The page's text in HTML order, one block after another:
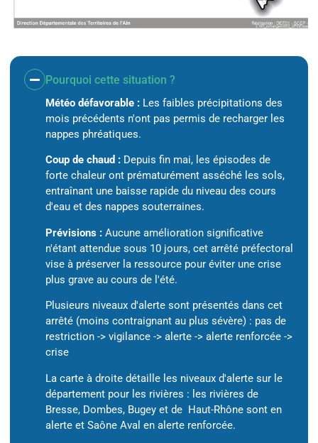
Pourquoi cette situation ?
Météo défavorable : Les faibles précipitations des
mois précédents n'ont pas permis de recharger les
nappes phréatiques.
Coup de chaud : Depuis fin mai, les épisodes de
forte chaleur ont prématurément asséché les sols,
entraînant une baisse rapide du niveau des cours
d'eau et des nappes souterraines.
Prévisions : Aucune amélioration significative
n'étant attendue sous 10 jours, cet arrêté préfectoral
vise à préserver la ressource pour éviter une crise
plus grave au cours de l'été.
Plusieurs niveaux d'alerte sont présentés dans cet
arrêté (moins contraignant au plus sévère) : pas de
restriction -> vigilance -> alerte -> alerte renforcée ->
crise
La carte à droite détaille les niveaux d'alerte sur le
département pour les rivières : les rivières de
Bresse, Dombes, Bugey et de Haut-Rhône sont en
alerte et Saône Aval en alerte renforcée.